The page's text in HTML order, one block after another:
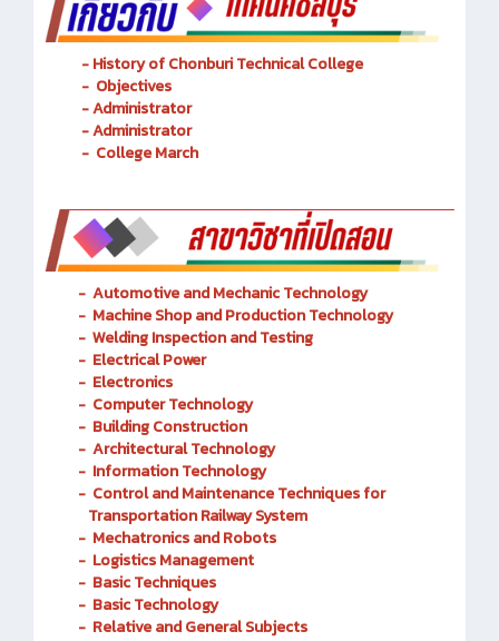
- History of Chonburi Technical College
- Objectives
- Administrator
- Administrator
- College March
- Automotive and MechanicTechnology
- Machine Shop and Production Technology
- Welding Inspection and Testing
- Electrical Power
- Electronics
- Computer Technology
- Building Construction
- Architectural Technology
- Information Technology
- Control and Maintenance Techniques for
Transportation Railway System
- Mechatronics and Robots
- Logistics Management
- Basic Techniques
- Basic Technology
- Relative and General Subjects